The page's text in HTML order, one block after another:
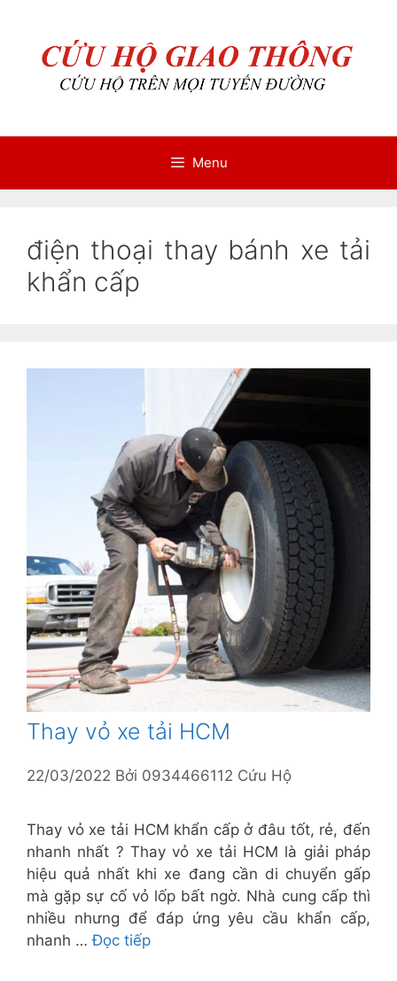
Menu
điện thoại thay bánh xe tải
khẩn cấp
Thay vỏ xe tải HCM
22/03/2022 Bởi 0934466112 Cứu Hộ
Thay vỏ xe tải HCM khẩn cấp ở đâu tốt, rẻ, đến
nhanh nhất ? Thay vỏ xe tải HCM là giải pháp
hiệu quả nhất khi xe đang cần di chuyển gấp
mà gặp sự cố vỏ lốp bất ngờ. Nhà cung cấp thì
nhiều nhưng để đáp ứng yêu cầu khẩn cấp,
nhanh …Đọc tiếp